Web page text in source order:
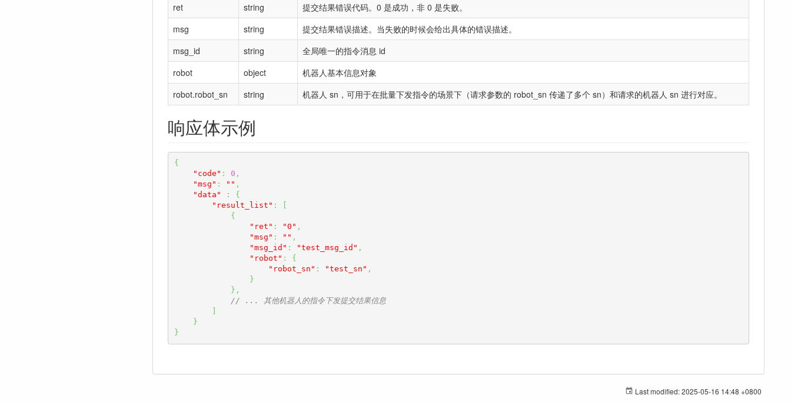
ret
string
提交结果错误代码。0 是成功，非 0 是失败。
msg
string
提交结果错误描述。当失败的时候会给出具体的错误描述。
msg_id
string
全局唯一的指令消息 id
robot
object
机器人基本信息对象
robot.robot_sn
string 机器人 sn，可用于在批量下发指令的场景下（请求参数的 robot_sn 传递了多个 sn）和请求的机器人 sn 进行对应。
响应体示例
{
"code" : 0 ,
"msg" : "" ,
"data"
:
{
"result_list" :
{
"ret" : "0" ,
"msg" : "" ,
"msg_id" : "test_msg_id" ,
"robot" :
{
"robot_sn" : "test_sn" ,
}
} ,
// ... 其他机器人的指令下发提交结果信息
}
}
Last modified:2025-05-16 14:48 +0800